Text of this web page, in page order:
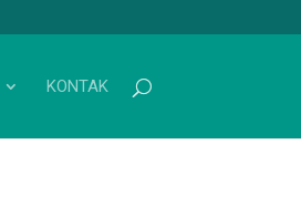
KONTAK